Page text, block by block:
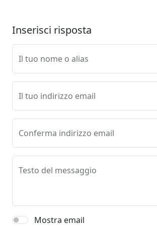
Inserisci risposta
Il tuo nome o alias
Il tuo indirizzo email
Conferma indirizzo email
Testo del messaggio
Mostra email